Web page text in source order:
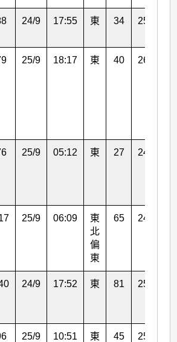
24/9 17:55 東 34 25/9
25/9 18:17 東 40 26/9
25/9 05:12 東 27 24/9
25/9 06:09
東
北
偏
東
65 24/9
24/9 17:52 東 81 25/9
25/9 10:51
東
45 25/9